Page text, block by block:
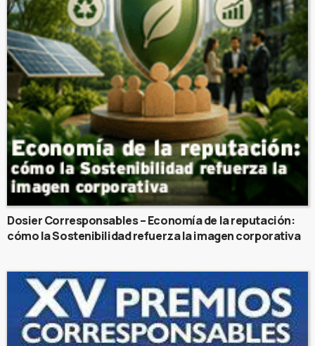
Dosier Corresponsables – Economía de la reputación:
cómo la Sostenibilidad refuerza la imagen corporativa